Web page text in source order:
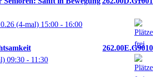
(4-mal) 15:00 - 16:00
262.00E.G9010
09:30 - 11:30